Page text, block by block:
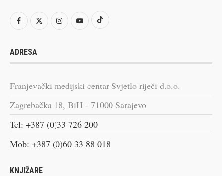
ADRESA
Franjevački medijski centar Svjetlo riječi d.o.o.
Zagrebačka 18, BiH - 71000 Sarajevo
Tel: +387 (0)33 726 200
Mob: +387 (0)60 33 88 018
KNJIŽARE